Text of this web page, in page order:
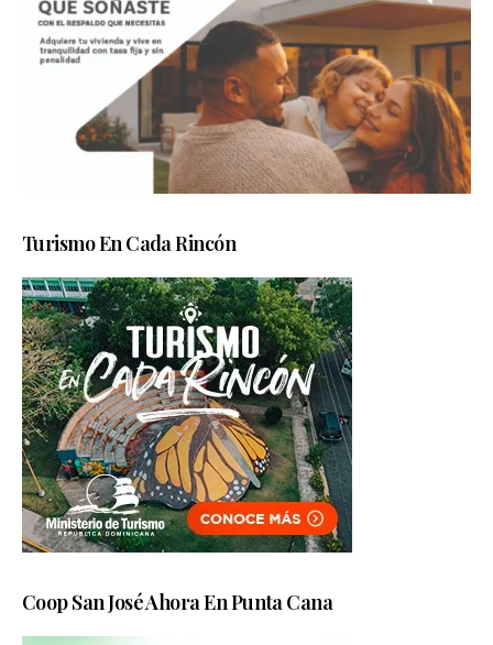
Turismo En Cada Rincón
Coop San José Ahora En Punta Cana